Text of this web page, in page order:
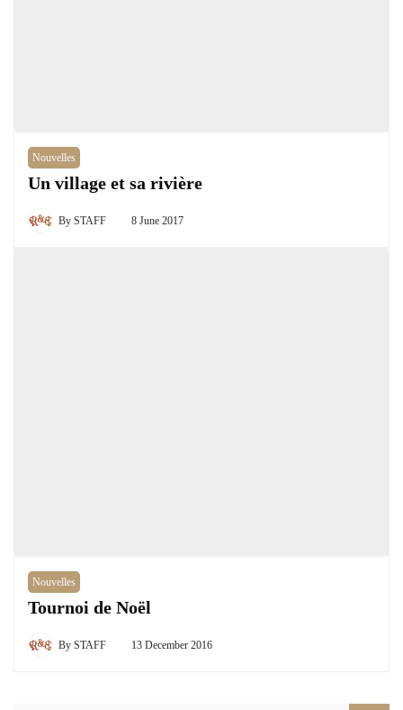
Nouvelles
Un village et sa rivière
By STAFF 8 June 2017
Nouvelles
Tournoi de Noël
By STAFF 13 December 2016